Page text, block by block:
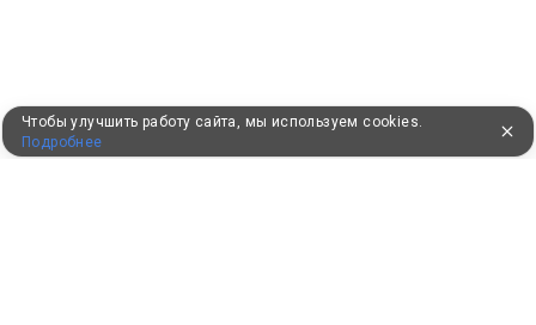
Чтобы улучшить работу сайта, мы используем cookies.
Подробнее